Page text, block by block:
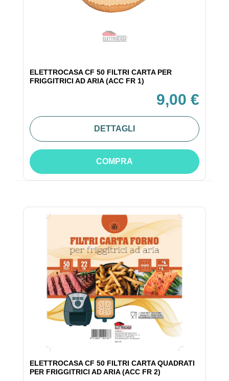
ELETTROCASA CF 50 FILTRI CARTA PER
FRIGGITRICI AD ARIA (ACC FR 1)
9,00 €
DETTAGLI
COMPRA
ELETTROCASA CF 50 FILTRI CARTA QUADRATI
PER FRIGGITRICI AD ARIA (ACC FR 2)